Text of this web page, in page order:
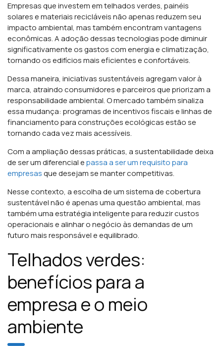
Empresas que investem em telhados verdes, painéis
solares e materiais recicláveis não apenas reduzem seu
impacto ambiental, mas também encontram vantagens
econômicas. A adoção dessas tecnologias pode diminuir
significativamente os gastos com energia e climatização,
tornando os edifícios mais eficientes e confortáveis.
Dessa maneira, iniciativas sustentáveis agregam valor à
marca, atraindo consumidores e parceiros que priorizam a
responsabilidade ambiental. O mercado também sinaliza
essa mudança: programas de incentivos fiscais e linhas de
financiamento para construções ecológicas estão se
tornando cada vez mais acessíveis.
Com a ampliação dessas práticas, a sustentabilidade deixa
de ser um diferencial epassa a ser um requisito para
empresasque desejam se manter competitivas.
Nesse contexto, a escolha de um sistema de cobertura
sustentável não é apenas uma questão ambiental, mas
também uma estratégia inteligente para reduzir custos
operacionais e alinhar o negócio às demandas de um
futuro mais responsável e equilibrado.
Telhados verdes:
benefícios para a
empresa e o meio
ambiente